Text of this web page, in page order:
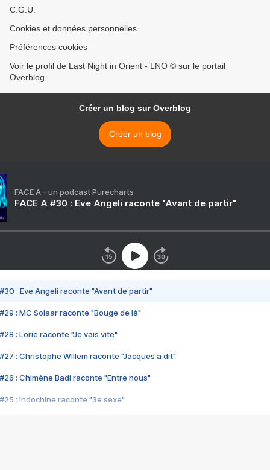
C.G.U.
Cookies et données personnelles
Préférences cookies
Voir le profil de Last Night in Orient - LNO © sur le portail
Overblog
Créer un blog sur Overblog
Créer un blog
FACE A - un podcast Purecharts
FACE A #30 : Eve Angeli raconte "Avant de partir"
#30 : Eve Angeli raconte "Avant de partir"
#29 : MC Solaar raconte "Bouge de là"
#28 : Lorie raconte "Je vais vite"
#27 : Christophe Willem raconte "Jacques a dit"
#26 : Chimène Badi raconte "Entre nous"
#25 : Indochine raconte "3e sexe"